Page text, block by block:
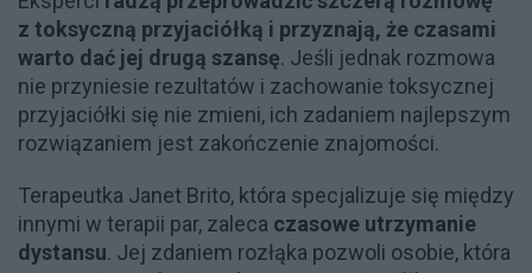
z toksyczną przyjaciółką i przyznają, że czasami
warto dać jej drugą szansę. Jeśli jednak rozmowa
nie przyniesie rezultatów i zachowanie toksycznej
przyjaciółki się nie zmieni, ich zadaniem najlepszym
rozwiązaniem jest zakończenie znajomości.
Terapeutka Janet Brito, która specjalizuje się między
innymi w terapii par, zaleca czasowe utrzymanie
dystansu. Jej zdaniem rozłąka pozwoli osobie, która